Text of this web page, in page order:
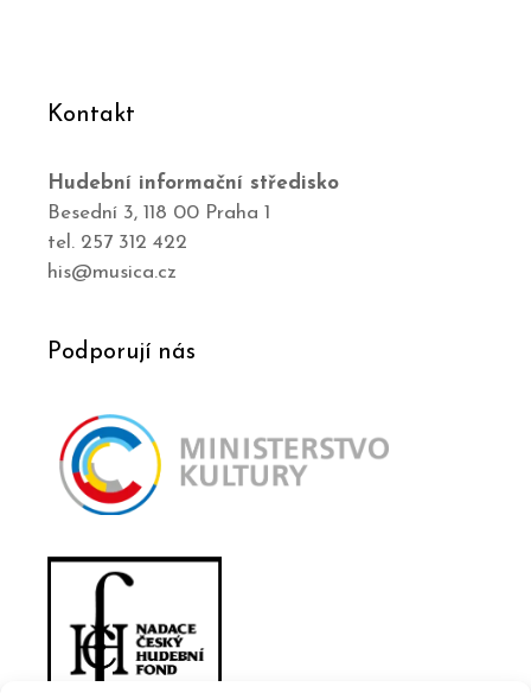
Kontakt
Hudební informační středisko
Besední 3, 118 00 Praha 1
tel. 257 312 422
his@musica.cz
Podporují nás